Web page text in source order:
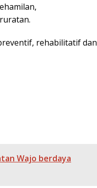
rehabilitatif dan
Wajo berdaya